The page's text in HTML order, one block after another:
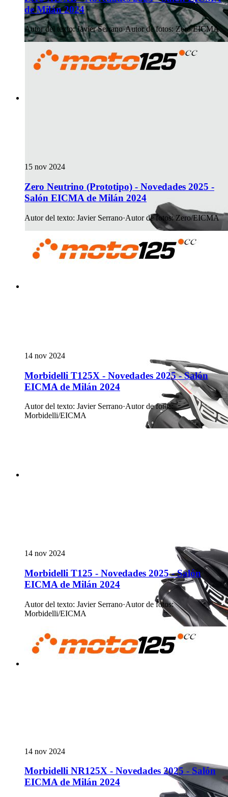
de Milán 2024
Autor del texto: Javier Serrano·Autor de fotos: Zero/EICMA
15 nov 2024
Zero Neutrino (Prototipo) - Novedades 2025 -
Salón EICMA de Milán 2024
Autor del texto: Javier Serrano·Autor de fotos: Zero/EICMA
14 nov 2024
Morbidelli T125X - Novedades 2025 - Salón
EICMA de Milán 2024
Autor del texto: Javier Serrano·Autor de fotos:
Morbidelli/EICMA
14 nov 2024
Morbidelli T125 - Novedades 2025 - Salón
EICMA de Milán 2024
Autor del texto: Javier Serrano·Autor de fotos:
Morbidelli/EICMA
14 nov 2024
Morbidelli NR125X - Novedades 2025 - Salón
EICMA de Milán 2024